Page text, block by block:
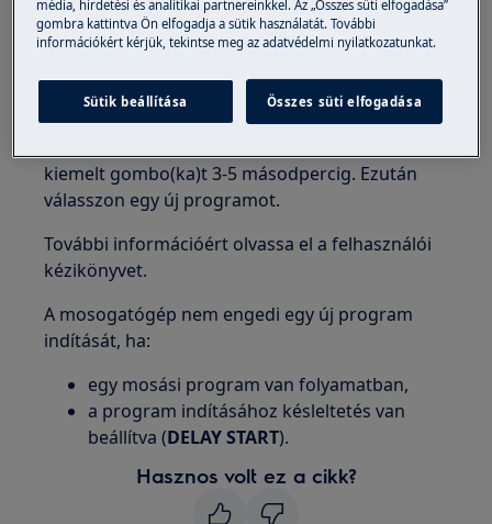
2. Ha a késleltetett indítás opció vagy az előző
program be van állítva, törölje a beállítást, vagy
várja meg a visszaszámláló/futó program végét
A késleltetett indítás vagy a meglévő program
kiemelt gombo(ka)t 3-5 másodpercig. Ezután
válasszon egy új programot.
További információért olvassa el a felhasználói
kézikönyvet.
A mosogatógép nem engedi egy új program
indítását, ha:
egy mosási program van folyamatban,
a program indításához késleltetés van
beállítva (DELAY START).
Hasznos volt ez a cikk?
média, hirdetési és analitikai partnereinkkel. Az „Összes süti elfogadása”
gombra kattintva Ön elfogadja a sütik használatát. További
információkért kérjük, tekintse meg az adatvédelmi nyilatkozatunkat.
Sütik beállítása Összes süti elfogadása